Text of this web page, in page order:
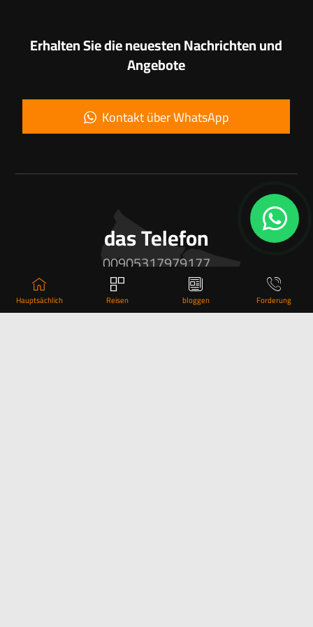
Erhalten Sie die neuesten Nachrichten und
Angebote
Kontakt über WhatsApp
das Telefon
00905317979177
Hauptsächlich Reisen bloggen Forderung